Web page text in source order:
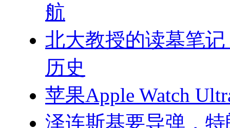
航
北大教授的读墓笔
历史
苹果Apple Watch
泽连斯基要导弹，